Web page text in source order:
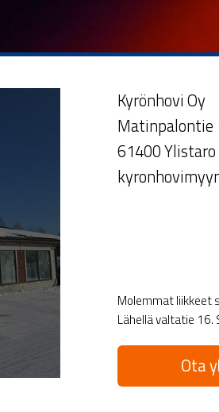
Kyrönhovi Oy
Matinpalontie
61400 Ylistaro
Molemmat liikkeet
Lähellä valtatie 16.
Ota